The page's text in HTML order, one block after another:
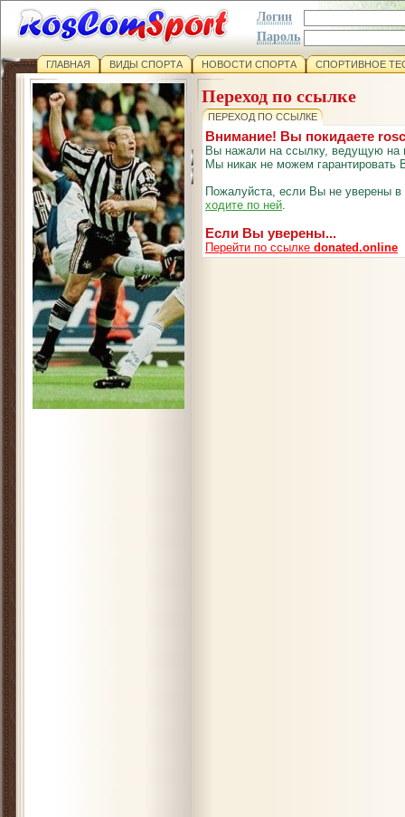
Логин
Пароль
ГЛАВНАЯ ВИДЫ СПОРТА НОВОСТИ СПОРТА СПОРТИВНОЕ
Переход по ссылке
ПЕРЕХОД ПО ССЫЛКЕ
Внимание! Вы покидаете
Вы нажали на ссылку, ведущую на
Мы никак не можем гарантировать
Пожалуйста, если Вы не уверены
ходите по ней.
Если Вы уверены...
Перейти по ссылке donated.online